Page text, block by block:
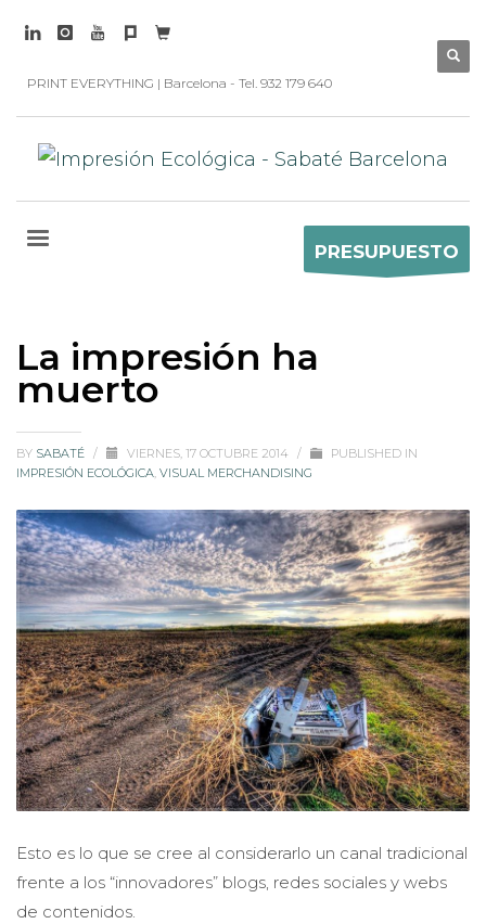
PRINT EVERYTHING | Barcelona - Tel. 932 179 640
PRESUPUESTO
La impresión ha
muerto
BY SABATÉ / VIERNES, 17 OCTUBRE 2014 /
PUBLISHED IN
IMPRESIÓN ECOLÓGICA, VISUAL MERCHANDISING
Esto es lo que se cree al considerarlo un canal tradicional
frente a los “innovadores” blogs, redes sociales y webs
de contenidos.